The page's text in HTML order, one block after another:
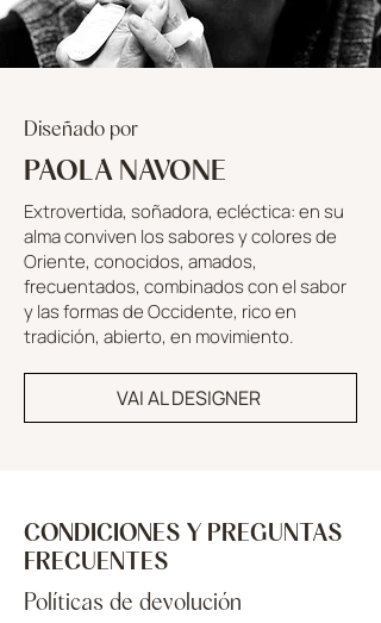
Diseñado por
PAOLA NAVONE
Extrovertida, soñadora, ecléctica: en su
alma conviven los sabores y colores de
Oriente, conocidos, amados,
frecuentados, combinados con el sabor
y las formas de Occidente, rico en
tradición, abierto, en movimiento.
VAI AL DESIGNER
CONDICIONES Y PREGUNTAS
FRECUENTES
Políticas de devolución